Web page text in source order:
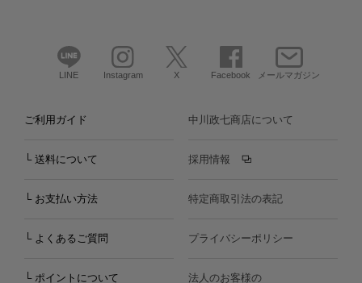
LINE Instagram X Facebook メールマガジン
ご利用ガイド
└ 送料について
└ お支払い方法
└ よくあるご質問
└ ポイントについて
中川政七商店について
採用情報
特定商取引法の表記
プライバシーポリシー
法人のお客様の